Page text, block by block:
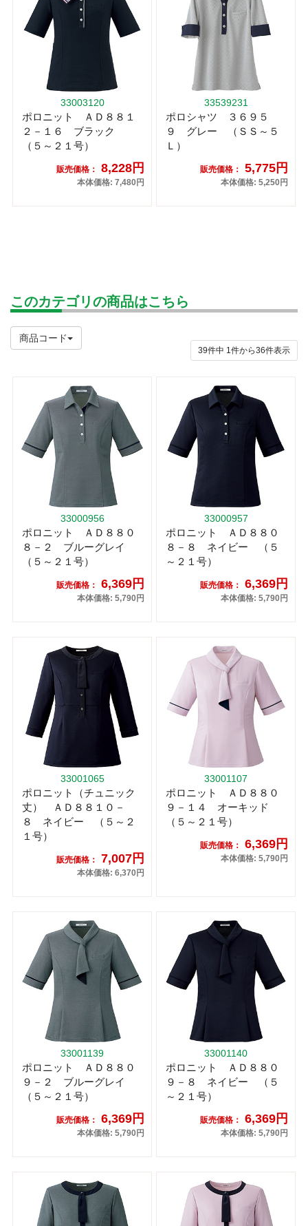
33003120
ポロニット ＡＤ８８１
２－１６ ブラック
（５～２１号）
販売価格： 8,228円
本体価格: 7,480円
33539231
ポロシャツ ３６９５
９ グレー （ＳＳ～５
Ｌ）
販売価格： 5,775円
本体価格: 5,250円
このカテゴリの商品はこちら
商品コード
39件中 1 件から36件表示
33000956
ポロニット ＡＤ８８０
８－２ ブルーグレイ
（５～２１号）
販売価格： 6,369円
本体価格: 5,790円
33000957
ポロニット ＡＤ８８０
８－８ ネイビー （５
～２１号）
販売価格： 6,369円
本体価格: 5,790円
33001065
ポロニット（チュニック
丈） ＡＤ８８１０－
８ ネイビー （５～２
１号）
販売価格： 7,007円
本体価格: 6,370円
33001107
ポロニット ＡＤ８８０
９－１４ オーキッド
（５～２１号）
販売価格： 6,369円
本体価格: 5,790円
33001139
ポロニット ＡＤ８８０
９－２ ブルーグレイ
（５～２１号）
販売価格： 6,369円
本体価格: 5,790円
33001140
ポロニット ＡＤ８８０
９－８ ネイビー （５
～２１号）
販売価格： 6,369円
本体価格: 5,790円